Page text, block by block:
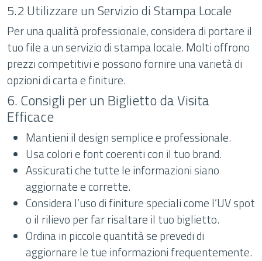
5.2 Utilizzare un Servizio di Stampa Locale
Per una qualità professionale, considera di portare il
tuo file a un servizio di stampa locale. Molti offrono
prezzi competitivi e possono fornire una varietà di
opzioni di carta e finiture.
6. Consigli per un Biglietto da Visita
Efficace
Mantieni il design semplice e professionale.
Usa colori e font coerenti con il tuo brand.
Assicurati che tutte le informazioni siano
aggiornate e corrette.
Considera l’uso di finiture speciali come l’UV spot
o il rilievo per far risaltare il tuo biglietto.
Ordina in piccole quantità se prevedi di
aggiornare le tue informazioni frequentemente.